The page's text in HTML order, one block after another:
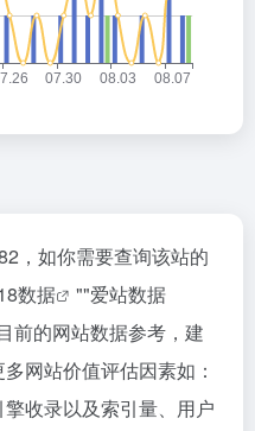
，如你需要查询该站的
数据 ""爱站数据
前的网站数据参考，建
网站价值评估因素如：
收录以及索引量、用户